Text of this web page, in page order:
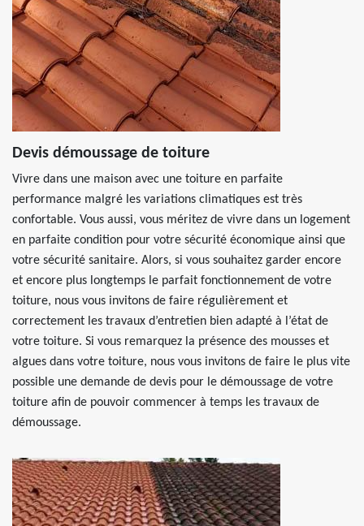
Devis démoussage de toiture
Vivre dans une maison avec une toiture en parfaite
performance malgré les variations climatiques est très
confortable. Vous aussi, vous méritez de vivre dans un logement
en parfaite condition pour votre sécurité économique ainsi que
votre sécurité sanitaire. Alors, si vous souhaitez garder encore
et encore plus longtemps le parfait fonctionnement de votre
toiture, nous vous invitons de faire régulièrement et
correctement les travaux d’entretien bien adapté à l’état de
votre toiture. Si vous remarquez la présence des mousses et
algues dans votre toiture, nous vous invitons de faire le plus vite
possible une demande de devis pour le démoussage de votre
toiture afin de pouvoir commencer à temps les travaux de
démoussage.